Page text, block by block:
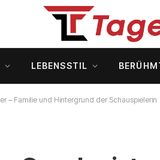
LEBENSSTIL
– Familie und Hintergrund der Schauspielerin